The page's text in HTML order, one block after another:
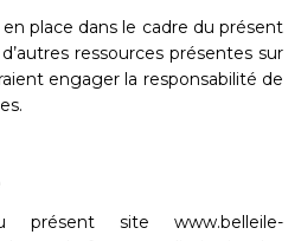
place dans le cadre du présent
ressources présentes sur
engager la responsabilité de
site www.belleile-